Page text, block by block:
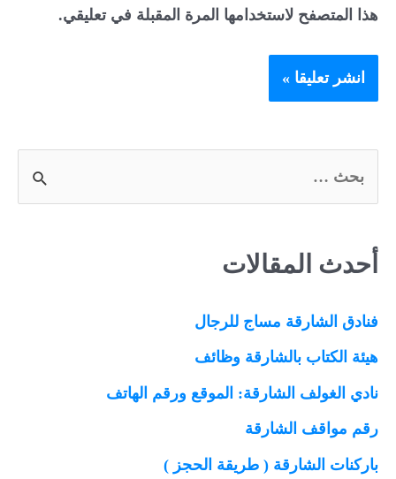
هذا المتصفح لاستخدامها المرة المقبلة في تعليقي.
h
f
o
أحدث المقالات
فنادق الشارقة مساج للرجال
هيئة الكتاب بالشارقة وظائف
نادي الغولف الشارقة: الموقع ورقم الهاتف
رقم مواقف الشارقة
باركنات الشارقة ( طريقة الحجز )